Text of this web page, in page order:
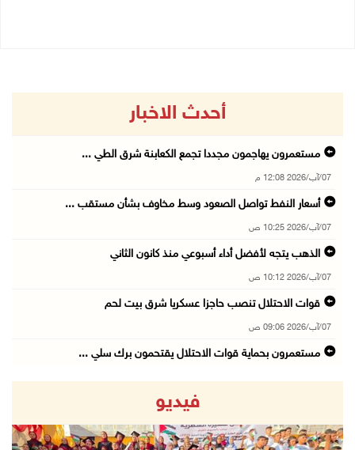
أحدث الاخبار
مستعمرون يهاجمون مجددا تجمع الكعابنة شرق الطي ...
07/آب/2026 12:08 م
أسعار النفط تواصل الصعود وسط مخاوف بشأن مستقب ...
07/آب/2026 10:25 ص
الذهب يتجه لأفضل أداء أسبوعي منذ كانون الثاني
07/آب/2026 10:12 ص
قوات الاحتلال تنصب حاجزا عسكريا شرق بيت لحم
07/آب/2026 09:06 ص
مستعمرون بحماية قوات الاحتلال يقتحمون برك سلي ...
الاحتلال يقتحم بلدة طمون جنوب طوباس
07/آب/2026 08:24 ص
فيديو